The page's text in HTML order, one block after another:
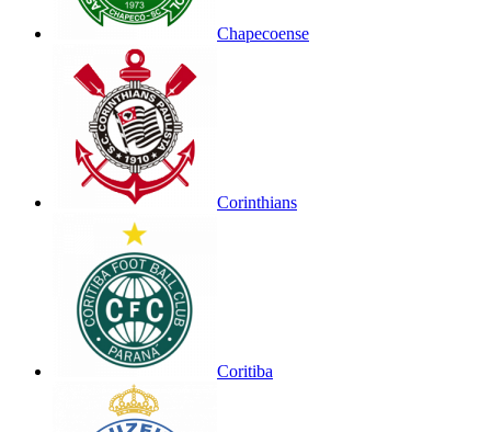
Chapecoense
Corinthians
Coritiba